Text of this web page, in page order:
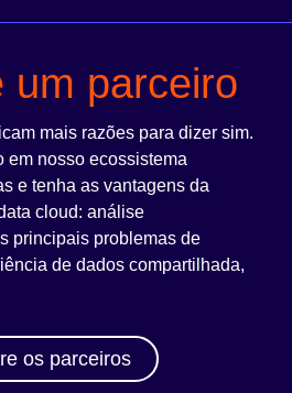
parceiros
parceiros
um parceiro
mais razões para dizer sim.
em nosso ecossistema
e tenha as vantagens da
cloud: análise
principais problemas de
de dados compartilhada,
os parceiros